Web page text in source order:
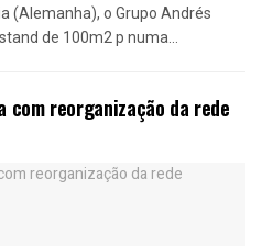
(Alemanha), o Grupo Andrés
de 100m2 p numa...
com reorganização da rede